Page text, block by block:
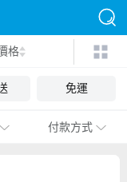
格
免運
付款方式